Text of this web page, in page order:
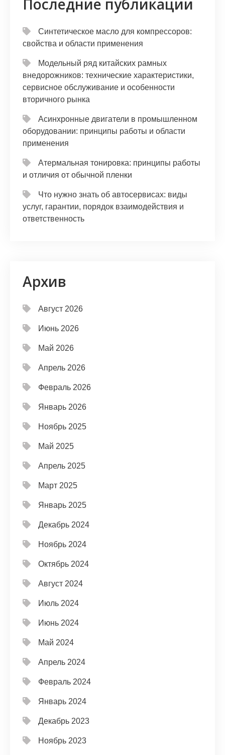
Последние публикации
Синтетическое масло для компрессоров:
свойства и области применения
Модельный ряд китайских рамных
внедорожников: технические характеристики,
сервисное обслуживание и особенности
вторичного рынка
Асинхронные двигатели в промышленном
оборудовании: принципы работы и области
применения
Атермальная тонировка: принципы работы
и отличия от обычной пленки
Что нужно знать об автосервисах: виды
услуг, гарантии, порядок взаимодействия и
ответственность
Архив
Август 2026
Июнь 2026
Май 2026
Апрель 2026
Февраль 2026
Январь 2026
Ноябрь 2025
Май 2025
Апрель 2025
Март 2025
Январь 2025
Декабрь 2024
Ноябрь 2024
Октябрь 2024
Август 2024
Июль 2024
Июнь 2024
Май 2024
Апрель 2024
Февраль 2024
Январь 2024
Декабрь 2023
Ноябрь 2023